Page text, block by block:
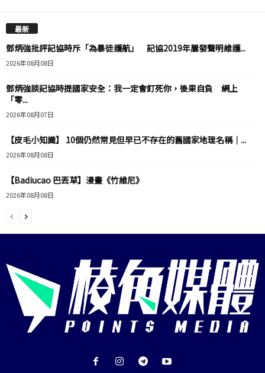
最新
鄧炳強批評記協時斥「為暴徒護航」 記協2019年屢發聲明維護...
2026年08月08日
鄧炳強談記協時提國家安全：我一定會釘死你，後果自負 網上
「零...
2026年08月07日
【皮毛小知識】 10個仍然常見但早已不存在的舊國家地理名稱｜...
2026年08月08日
【Badiucao 巴丟草】漫畫《竹維尼》
2026年08月08日